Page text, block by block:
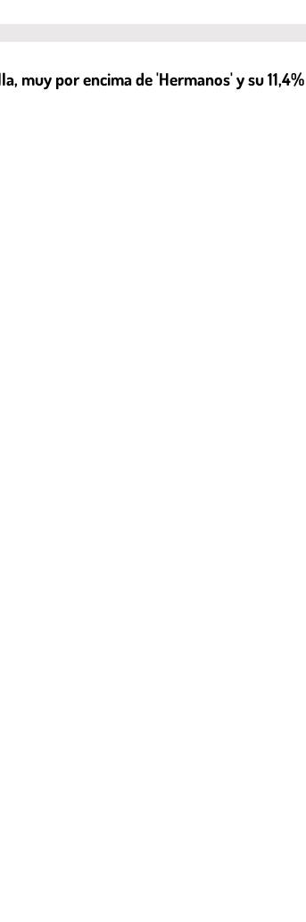
muy por encima de 'Hermanos' y su